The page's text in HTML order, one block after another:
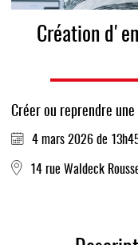
Création
Créer ou reprendre
4 mars 2026 de
14 rue Waldeck